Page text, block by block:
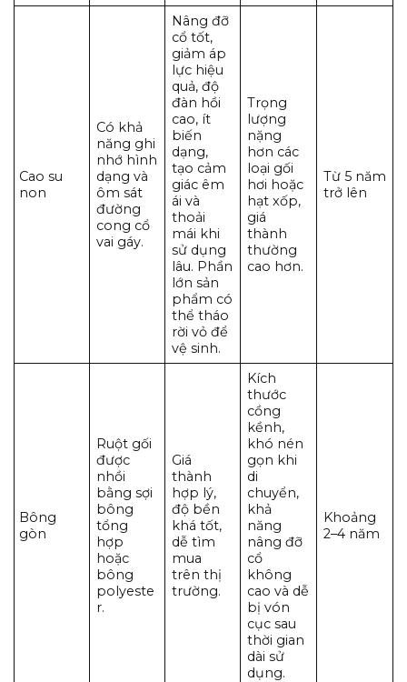
Cao su
non
Có khả
năng ghi
nhớ hình
dạng và
ôm sát
đường
cong cổ
vai gáy.
Nâng đỡ
cổ tốt,
giảm áp
lực hiệu
quả, độ
đàn hồi
cao, ít
biến
dạng,
tạo cảm
giác êm
ái và
thoải
mái khi
sử dụng
lâu. Phần
lớn sản
phẩm có
thể tháo
rời vỏ để
vệ sinh.
Trọng
lượng
nặng
hơn các
loại gối
hơi hoặc
hạt xốp,
giá
thành
thường
cao hơn.
Từ 5 năm
trở lên
Bông
gòn
Ruột gối
được
nhồi
bằng sợi
bông
tổng
hợp
hoặc
bông
polyeste
r.
Giá
thành
hợp lý,
độ bền
khá tốt,
dễ tìm
mua
trên thị
trường.
Kích
thước
cồng
kềnh,
khó nén
gọn khi
di
chuyển,
khả
năng
nâng đỡ
cổ
không
cao và dễ
bị vón
cục sau
thời gian
dài sử
dụng.
Khoảng
2–4 năm